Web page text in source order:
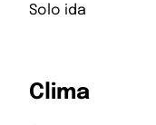
Solo ida
Clima